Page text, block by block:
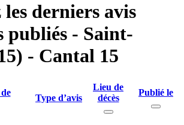
les derniers avis
publiés - Saint-
- Cantal 15
Type d’avis
Lieu de
décès
Publié le